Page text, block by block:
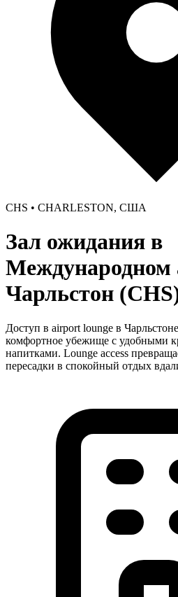
CHS • CHARLESTON, США
Зал ожидания в
Международном
Чарльстон
Доступ в airport lounge в
комфортное убежище с удобными
напитками. Lounge access
пересадки в спокойный отдых